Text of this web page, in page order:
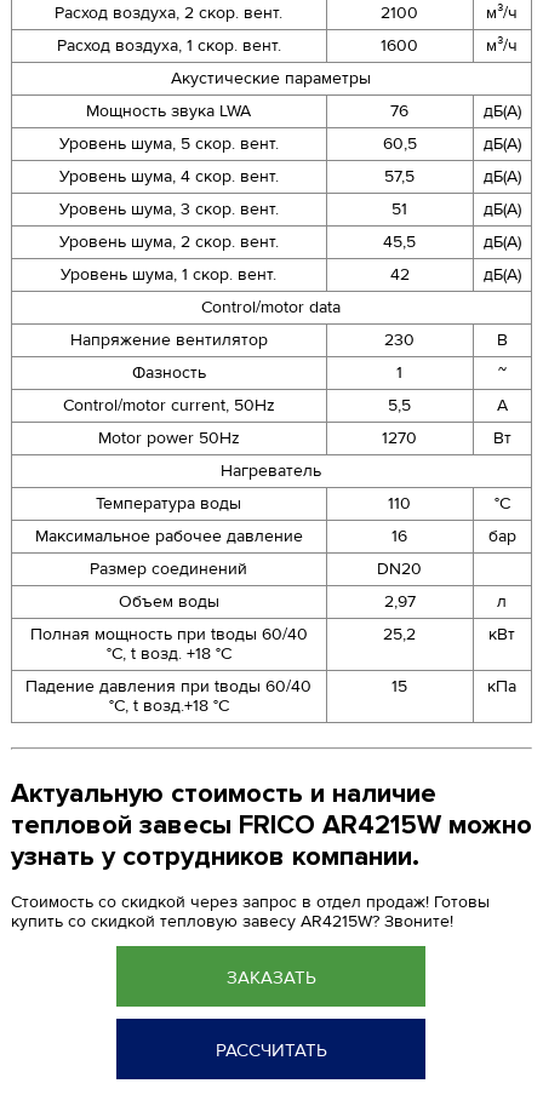
Расход воздуха, 2 скор. вент. 2100
м³/ч
Расход воздуха, 1 скор. вент.
1600
м³/ч
Акустические параметры
Мощность звука LWA
76
дБ(А)
Уровень шума, 5 скор. вент.
60,5
дБ(А)
Уровень шума, 4 скор. вент.
57,5
дБ(А)
Уровень шума, 3 скор. вент.
51
дБ(А)
Уровень шума, 2 скор. вент.
45,5
дБ(А)
Уровень шума, 1 скор. вент.
42
дБ(А)
Control/motor data
Напряжение вентилятор
230
В
Фазность
1
~
Control/motor current, 50Hz
5,5
A
Motor power 50Hz
1270
Вт
Нагреватель
Температура воды
110
°C
Максимальное рабочее давление
16
бар
Размер соединений
DN20
Объем воды
2,97
л
Полная мощность при tводы 60/40
°C, t возд. +18 °C
25,2 кВт
Падение давления при tводы 60/40
°C, t возд.+18 °C
15 кПа
Актуальную стоимость и наличие
тепловой завесы FRICO AR4215W можно
узнать у сотрудников компании.
Стоимость со скидкой через запрос в отдел продаж! Готовы
купить со скидкой тепловую завесу AR4215W? Звоните!
ЗАКАЗАТЬ
РАССЧИТАТЬ